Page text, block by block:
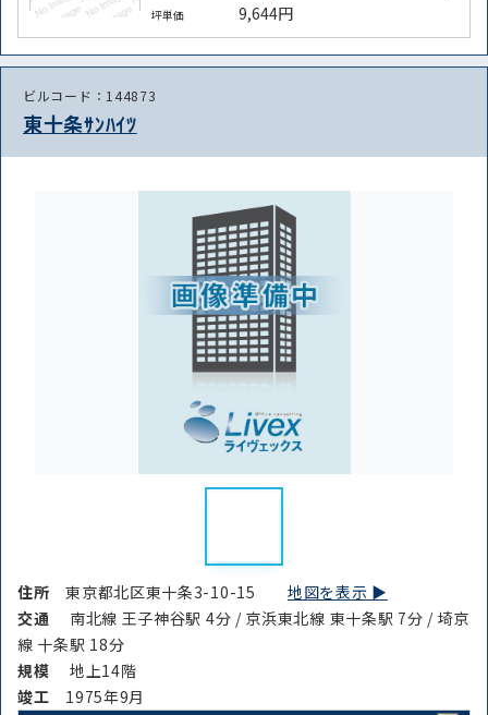
から探す
坪単価 9,644円
ビルコード：144873
東十条ｻﾝﾊｲﾂ
住所東京都北区東十条3-10-15地図を表示 ▶︎
交通
南北線 王子神谷駅 4分 / 京浜東北線 東十条駅 7分 / 埼京
線 十条駅 18分
規模
地上14階
竣⼯ 1975年9月